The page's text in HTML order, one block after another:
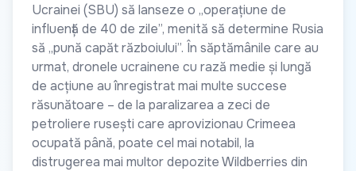
Ucrainei (SBU) să lanseze o „operațiune de
influență de 40 de zile”, menită să determine Rusia
să „pună capăt războiului”. În săptămânile care au
urmat, dronele ucrainene cu rază medie și lungă
de acțiune au înregistrat mai multe succese
răsunătoare – de la paralizarea a zeci de
petroliere rusești care aprovizionau Crimeea
ocupată până, poate cel mai notabil, la
distrugerea mai multor depozite Wildberries din